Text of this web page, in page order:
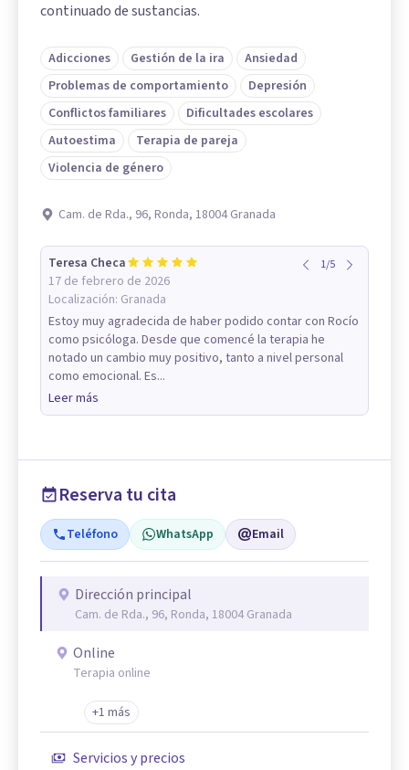
continuado de sustancias.
Adicciones Gestión de la ira
Ansiedad
Problemas de comportamiento
Depresión
Conflictos familiares
Dificultades escolares
Autoestima
Terapia de pareja
Violencia de género
Cam. de Rda., 96, Ronda, 18004 Granada
Teresa Checa
17 de febrero de 2026
Localización: Granada
1/5
Estoy muy agradecida de haber podido contar con Rocío
como psicóloga. Desde que comencé la terapia he
notado un cambio muy positivo, tanto a nivel personal
como emocional. Es...
Leer más
Reserva tu cita
Teléfono WhatsApp Email
Dirección principal
Cam. de Rda., 96, Ronda, 18004 Granada
Online
Terapia online
+1 más
Servicios y precios